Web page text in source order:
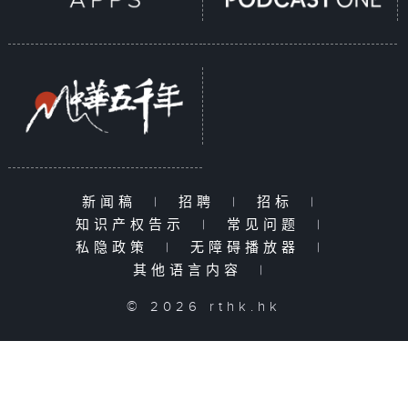
新闻稿 | 招聘 | 招标
|
知识产权告示
| 常见问题
|
私隐政策
| 无障碍播放器
|
其他语言内容
|
© 2026 rthk.hk